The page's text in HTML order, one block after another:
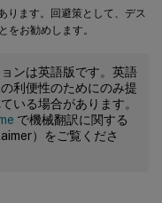
ります。回避策として、デス
をお勧めします。
ンは英語版です。英語
利便性のためにのみ提
いる場合があります。
で機械翻訳に関する
）をご覧くださ